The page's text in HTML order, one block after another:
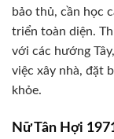
bảo thủ, cần học
triển toàn diện.
với các hướng
việc xây nhà, đặt
khỏe.
Nữ Tân Hợi